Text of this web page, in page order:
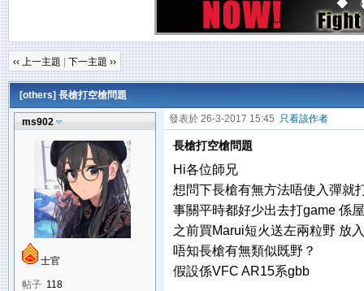
‹‹ 上一主題 下一主題 ››
[others] 長槍打空槍問題
ms902
士官
帖子 118
發表於 26-3-2017 15:45 只看該作者
長槍打空槍問題
Hi各位師兄
想問下長槍有無方法唔使入彈就
事關平時都好少出去打game 係
之前買Marui短火送左兩粒野 放
唔知長槍有無類似既野？
假設係VFC AR15系gbb